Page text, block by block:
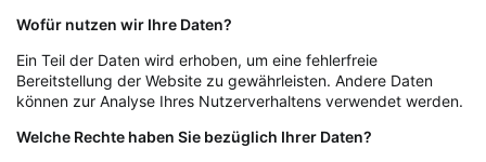
Wofür nutzen wir Ihre Daten?
Ein Teil der Daten wird erhoben, um eine fehlerfreie
Bereitstellung der Website zu gewährleisten. Andere Daten
können zur Analyse Ihres Nutzerverhaltens verwendet werden.
Welche Rechte haben Sie bezüglich Ihrer Daten?